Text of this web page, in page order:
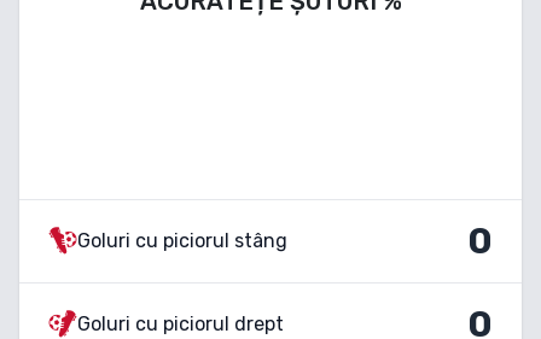
Goluri cu piciorul stâng 0
Goluri cu piciorul drept 0